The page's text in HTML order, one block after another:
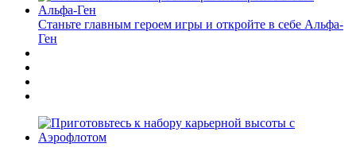
Станьте главным героем игры и откройте в себе Альфа-
Ген